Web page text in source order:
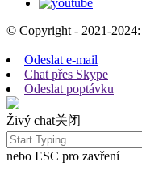
© Copyright - 2021-2024:
Odeslat e-mail
Chat přes Skype
Odeslat poptávku
Živý chat关闭
nebo ESC pro zavření